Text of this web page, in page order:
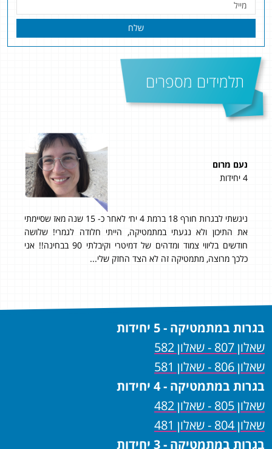
שלח
תלמידים מספרים
נעם מרום
4 יחידות
ניגשתי לבגרות חורף 18 ברמת 4 יח׳ לאחר כ- 15 שנה מאז שסיימתי
את התיכון ולא נגעתי במתמטיקה, הייתי חלודה לגמרי! שלושה
חודשים בליווי צמוד ומדהים של דמיטרי וקיבלתי 90 בבחינה!! אני
כלכך מרוצה, מתמטיקה זה לא הצד החזק שלי...
בגרות במתמטיקה - 5 יחידות
שאלון 807 - שאלון 582
שאלון 806 - שאלון 581
בגרות במתמטיקה - 4 יחידות
שאלון 805 - שאלון 482
שאלון 804 - שאלון 481
בגרות במתמטיקה - 3 יחידות